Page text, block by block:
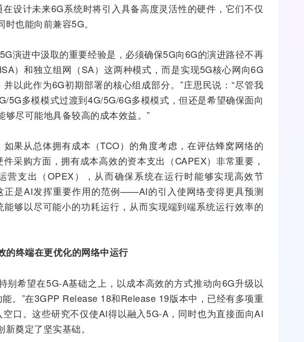
设计未来6G系统时将引入具备高度灵活性的硬件，它们不仅
也能向前兼容5G。
演进中汲取的重要经验是，必须确保5G向6G的演进路径不再
）和独立组网（SA）这两种模式，而是实现5G核心网向6G
以此作为6G初期部署的核心组成部分。”庄思民说：“尽管我
5G多模模式过渡到4G/5G/6G多模模式，但还是希望确保面向
够尽可能地具备较高的成本效益。”
如果从总体拥有成本（TCO）的角度考虑，在评估蜂窝网络的
采购方面，拥有成本高效的资本支出（CAPEX）非常重要，
营支出（OPEX），从而确保系统在运行时能够实现高效节
正是AI发挥重要作用的范例——AI的引入使网络变得更具预测
够以尽可能小的功耗运行，从而实现端到端系统运行效率的
的终端在更优化的网络中运行
别希望在5G-A基础之上，以成本高效的方式推动向6G升级以
。”在3GPP Release 18和Release 19版本中，已经有多项重
口。这些研究不仅使AI得以融入5G-A，同时也为直接面向AI
奠定了坚实基础。